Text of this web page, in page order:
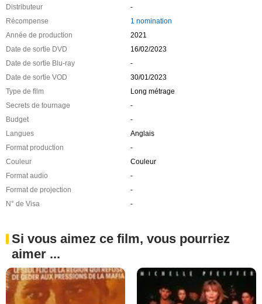
Distributeur
-
Récompense
1 nomination
Année de production
2021
Date de sortie DVD
16/02/2023
Date de sortie Blu-ray
-
Date de sortie VOD
30/01/2023
Type de film
Long métrage
Secrets de tournage
-
Budget
-
Langues
Anglais
Format production
-
Couleur
Couleur
Format audio
-
Format de projection
-
N° de Visa
-
Si vous aimez ce film, vous pourriez
aimer ...